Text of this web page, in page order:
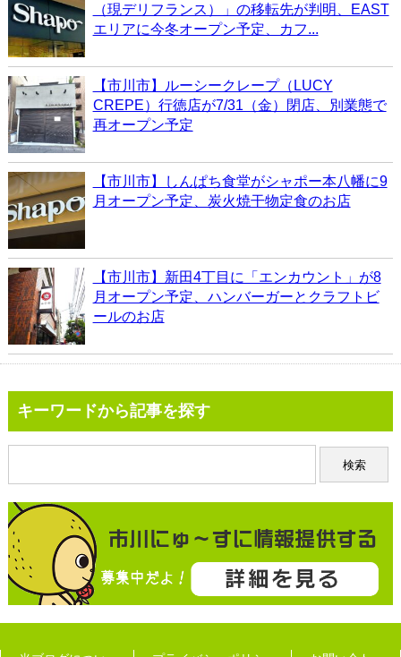
（現デリフランス）」の移転先が判明、EAST
エリアに今冬オープン予定、カフ...
【市川市】ルーシークレープ（LUCY
CREPE）行徳店が7/31（金）閉店、別業態で
再オープン予定
【市川市】しんぱち食堂がシャポー本八幡に9
月オープン予定、炭火焼干物定食のお店
【市川市】新田4丁目に「エンカウント」が8
月オープン予定、ハンバーガーとクラフトビ
ールのお店
キーワードから記事を探す